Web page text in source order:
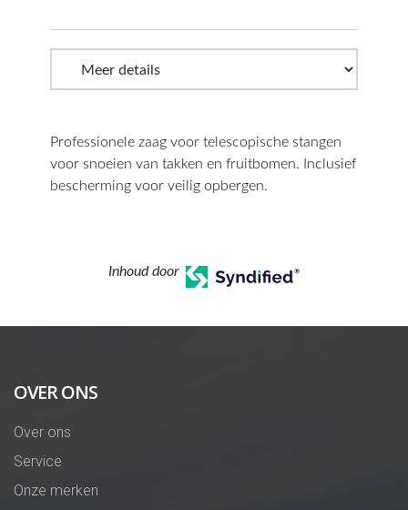
Professionele zaag voor telescopische stangen
voor snoeien van takken en fruitbomen. Inclusief
bescherming voor veilig opbergen.
Inhoud door
OVER ONS
Over ons
Service
Onze merken